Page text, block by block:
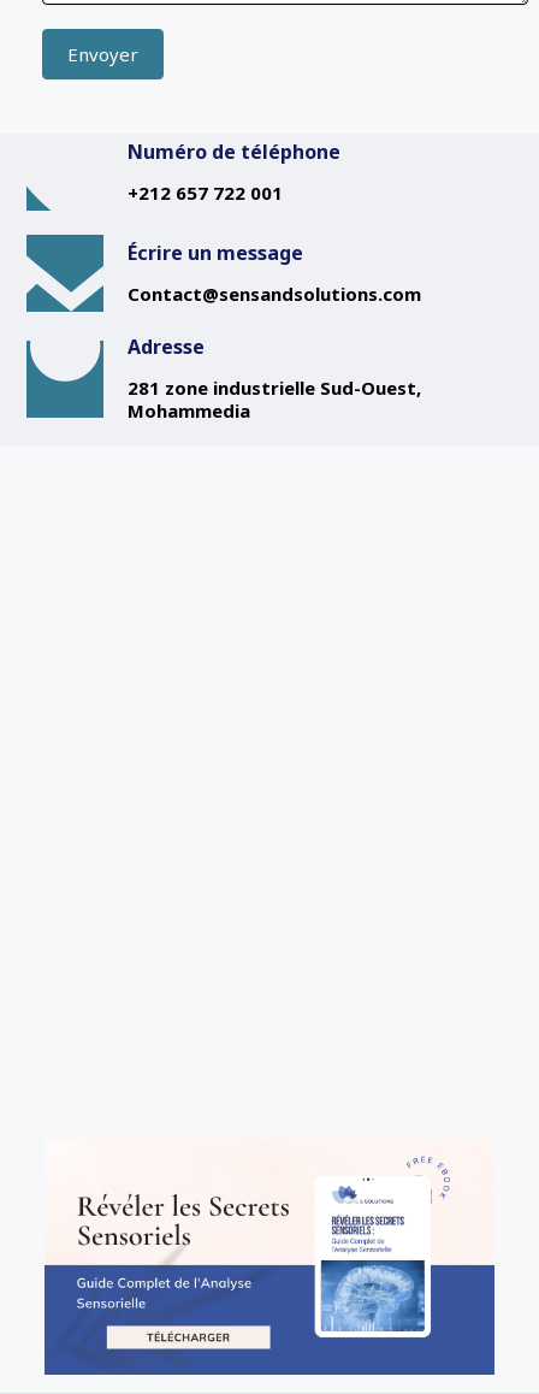
Envoyer
Numéro de téléphone
+212 657 722 001
Écrire un message
Contact@sensandsolutions.com
Adresse
281 zone industrielle Sud-Ouest,
Mohammedia